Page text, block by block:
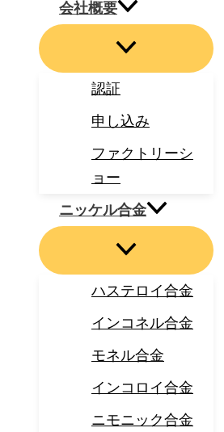
会社概要
認証
申し込み
ファクトリーシ
ョー
ニッケル合金
ハステロイ合金
インコネル合金
モネル合金
インコロイ合金
ニモニック合金